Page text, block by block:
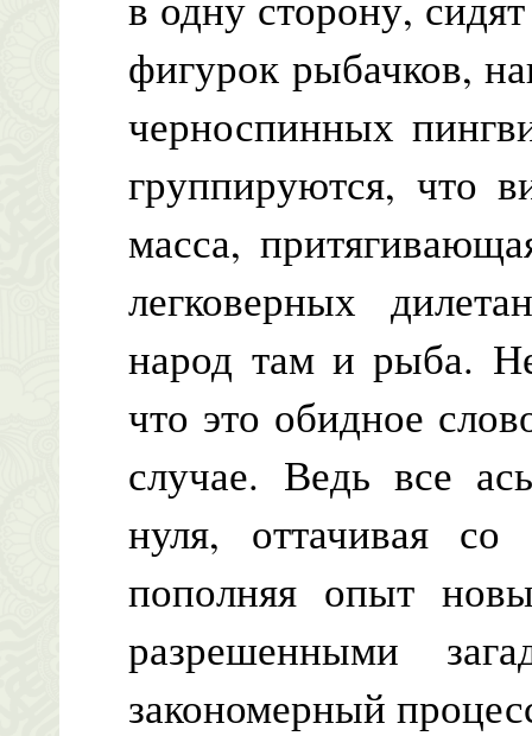
фигурок рыбачков,
черноспинных
группируются, что
масса,
легковерных
народ там и рыба.
что это обидное
случае. Ведь все
нуля, оттачивая со
пополняя опыт
разрешенными
закономерный